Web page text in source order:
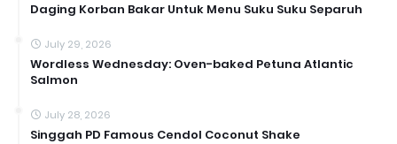
Daging Korban Bakar Untuk Menu Suku Suku Separuh
July 29, 2026
Wordless Wednesday: Oven-baked Petuna Atlantic
Salmon
July 28, 2026
Singgah PD Famous Cendol Coconut Shake